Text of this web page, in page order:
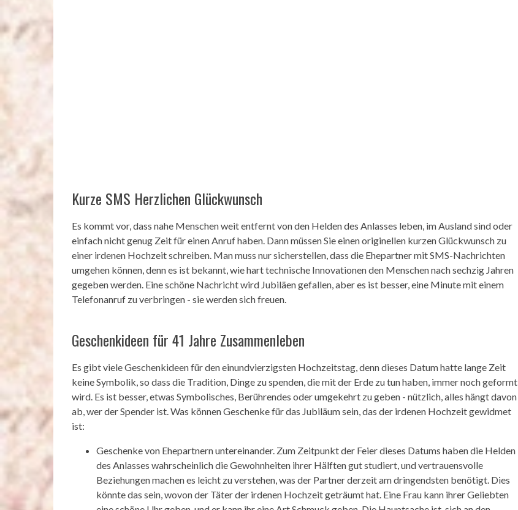
Kurze SMS Herzlichen Glückwunsch
Es kommt vor, dass nahe Menschen weit entfernt von den Helden des Anlasses leben, im Ausland sind oder
einfach nicht genug Zeit für einen Anruf haben. Dann müssen Sie einen originellen kurzen Glückwunsch zu
einer irdenen Hochzeit schreiben. Man muss nur sicherstellen, dass die Ehepartner mit SMS-Nachrichten
umgehen können, denn es ist bekannt, wie hart technische Innovationen den Menschen nach sechzig Jahren
gegeben werden. Eine schöne Nachricht wird Jubiläen gefallen, aber es ist besser, eine Minute mit einem
Telefonanruf zu verbringen - sie werden sich freuen.
Geschenkideen für 41 Jahre Zusammenleben
Es gibt viele Geschenkideen für den einundvierzigsten Hochzeitstag, denn dieses Datum hatte lange Zeit
keine Symbolik, so dass die Tradition, Dinge zu spenden, die mit der Erde zu tun haben, immer noch geformt
wird. Es ist besser, etwas Symbolisches, Berührendes oder umgekehrt zu geben - nützlich, alles hängt davon
ab, wer der Spender ist. Was können Geschenke für das Jubiläum sein, das der irdenen Hochzeit gewidmet
ist:
Geschenke von Ehepartnern untereinander. Zum Zeitpunkt der Feier dieses Datums haben die Helden
des Anlasses wahrscheinlich die Gewohnheiten ihrer Hälften gut studiert, und vertrauensvolle
Beziehungen machen es leicht zu verstehen, was der Partner derzeit am dringendsten benötigt. Dies
könnte das sein, wovon der Täter der irdenen Hochzeit geträumt hat. Eine Frau kann ihrer Geliebten